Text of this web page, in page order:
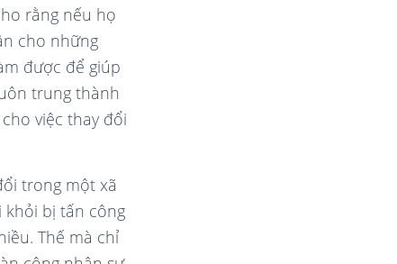
rằng nếu họ
cho những
được để giúp
trung thành
việc thay đổi
trong một xã
khỏi bị tấn công
Thế mà chỉ